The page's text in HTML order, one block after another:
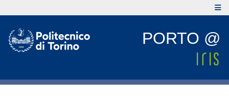
PORTO @